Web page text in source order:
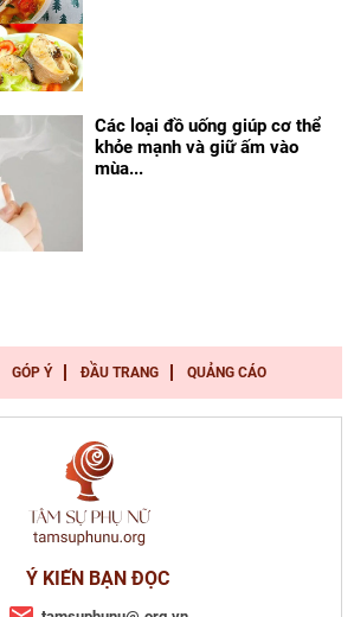
Các loại đồ uống giúp cơ thể
khỏe mạnh và giữ ấm vào
mùa...
GÓP Ý ĐẦU TRANG QUẢNG CÁO
Ý KIẾN BẠN ĐỌC